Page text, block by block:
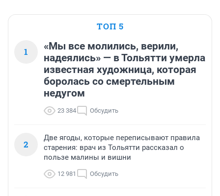
ТОП 5
1
«Мы все молились, верили,
надеялись» — в Тольятти умерла
известная художница, которая
боролась со смертельным
недугом
23 384 Обсудить
2
Две ягоды, которые переписывают правила
старения: врач из Тольятти рассказал о
пользе малины и вишни
12 981 Обсудить